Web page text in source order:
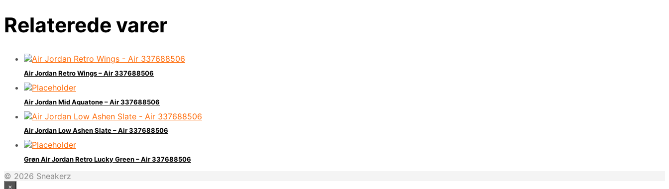
Relaterede varer
Air Jordan Retro Wings – Air 337688506
Air Jordan Mid Aquatone – Air 337688506
Air Jordan Low Ashen Slate – Air 337688506
Grøn Air Jordan Retro Lucky Green – Air 337688506
© 2026 Sneakerz
×